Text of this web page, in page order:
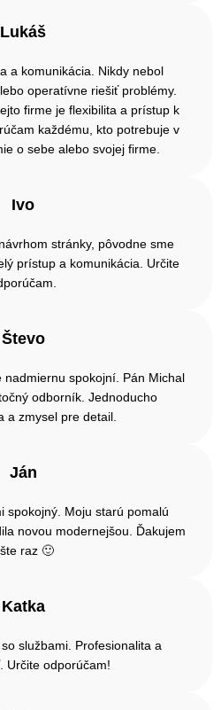
Lukáš
a komunikácia. Nikdy nebol
operatívne riešiť problémy.
firme je flexibilita a prístup k
každému, kto potrebuje v
o sebe alebo svojej firme.
Ivo
stránky, pôvodne sme
prístup a komunikácia. Určite
Števo
spokojní. Pán Michal
odborník. Jednoducho
a zmysel pre detail.
Ján
spokojný. Moju starú pomalú
novou modernejšou. Ďakujem
raz 🙂
Katka
službami. Profesionalita a
Určite odporúčam!